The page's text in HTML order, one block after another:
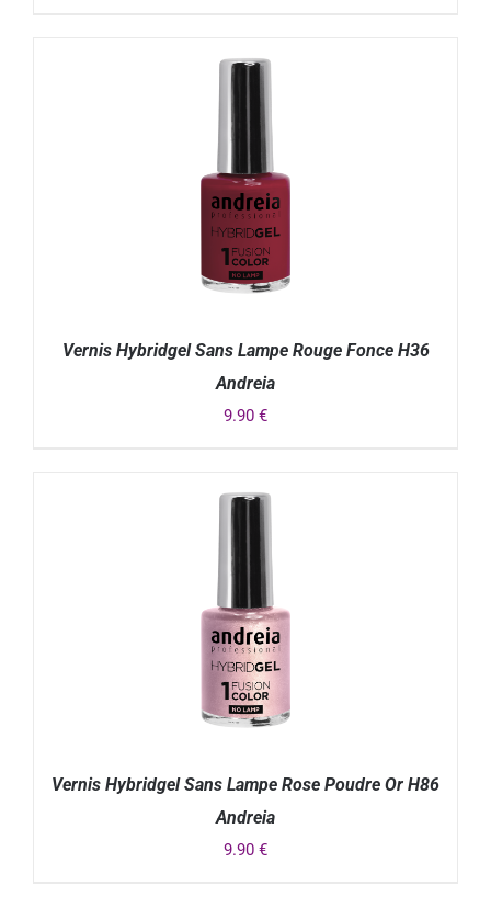
Vernis Hybridgel Sans Lampe Rouge Fonce H36
Andreia
9.90 €
Vernis Hybridgel Sans Lampe Rose Poudre Or H86
Andreia
9.90 €